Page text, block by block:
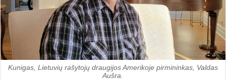
Kunigas, Lietuvių rašytojų draugijos Amerikoje pirmininkas, Valdas
Aušra.